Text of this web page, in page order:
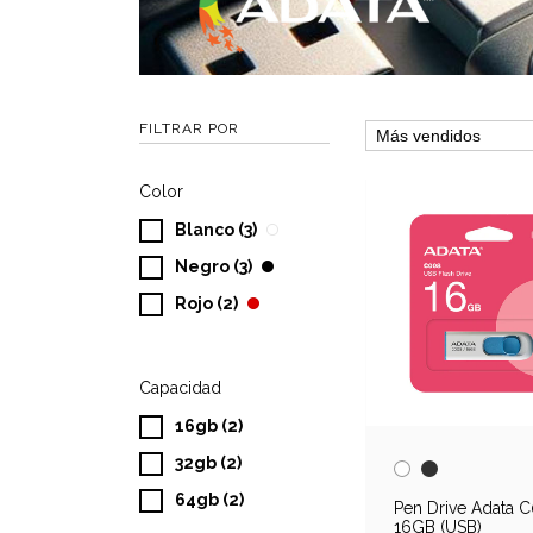
FILTRAR POR
Color
Blanco (3)
Negro (3)
Rojo (2)
Capacidad
16gb (2)
32gb (2)
64gb (2)
Pen Drive Adata
16GB (USB)